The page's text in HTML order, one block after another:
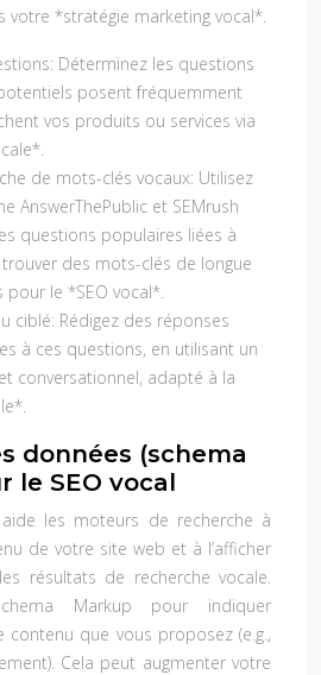
votre *stratégie marketing vocal*.
Déterminez les questions
posent fréquemment
vos produits ou services via
de mots-clés vocaux: Utilisez
AnswerThePublic et SEMrush
questions populaires liées à
des mots-clés de longue
le *SEO vocal*.
ciblé: Rédigez des réponses
à ces questions, en utilisant un
conversationnel, adapté à la
données (schema
le SEO vocal
les moteurs de recherche à
de votre site web et à l’afficher
résultats de recherche vocale.
Markup pour indiquer
que vous proposez (e.g.,
Cela peut augmenter votre